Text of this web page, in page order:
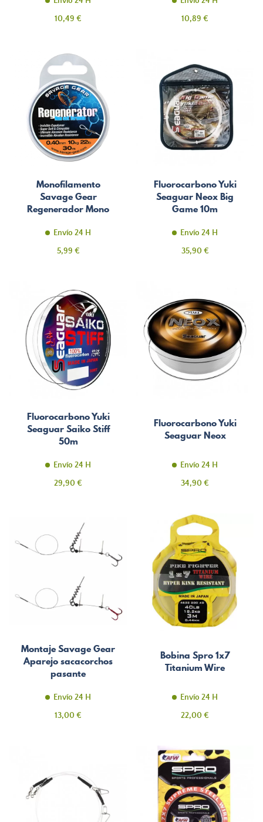
Precio
10,49 €
Precio
10,89 €
Monofilamento
Savage Gear
Regenerador Mono
Envío 24 H
Precio
5,99 €
Fluorocarbono Yuki
Seaguar Neox Big
Game 10m
Envío 24 H
Precio
35,90 €
Fluorocarbono Yuki
Seaguar Saiko Stiff
50m
Envío 24 H
Precio
29,90 €
Fluorocarbono Yuki
Seaguar Neox
Envío 24 H
Precio
34,90 €
Montaje Savage Gear
Aparejo sacacorchos
pasante
Envío 24 H
Precio
13,00 €
Bobina Spro 1x7
Titanium Wire
Envío 24 H
Precio
22,00 €